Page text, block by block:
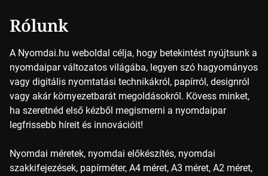
Rólunk
A Nyomdai.hu weboldal célja, hogy betekintést nyújtsunk a
nyomdaipar változatos világába, legyen szó hagyományos
vagy digitális nyomtatási technikákról, papírról, designról
vagy akár környezetbarát megoldásokról. Kövess minket,
ha szeretnéd első kézből megismerni a nyomdaipar
legfrissebb híreit és innovációit!
Nyomdai méretek, nyomdai előkészítés, nyomdai
szakkifejezések, papírméter, A4 méret, A3 méret, A2 méret,